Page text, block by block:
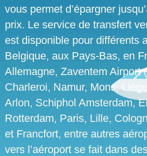
vous permet d’épargner
prix. Le service de transfert
est disponible pour différents
Belgique, aux Pays-Bas, en
Allemagne, Zaventem Airport
Charleroi, Namur, Mons,
Arlon, Schiphol Amsterdam,
Rotterdam, Paris, Lille,
et Francfort, entre autres
vers l’aéroport se fait dans